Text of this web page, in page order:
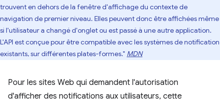
trouvent en dehors de la fenêtre d'affichage du contexte de
navigation de premier niveau. Elles peuvent donc être affichées même
si l'utilisateur a changé d'onglet ou est passé à une autre application.
L'API est conçue pour être compatible avec les systèmes de notification
existants, sur différentes plates-formes." MDN
Pour les sites Web qui demandent l'autorisation
d'afficher des notifications aux utilisateurs, cette